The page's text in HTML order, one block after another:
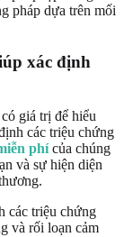
pháp dựa trên mối
xác định
giá trị để hiểu
các triệu chứng
phícủa chúng
và sự hiện diện
các triệu chứng
và rối loạn cảm